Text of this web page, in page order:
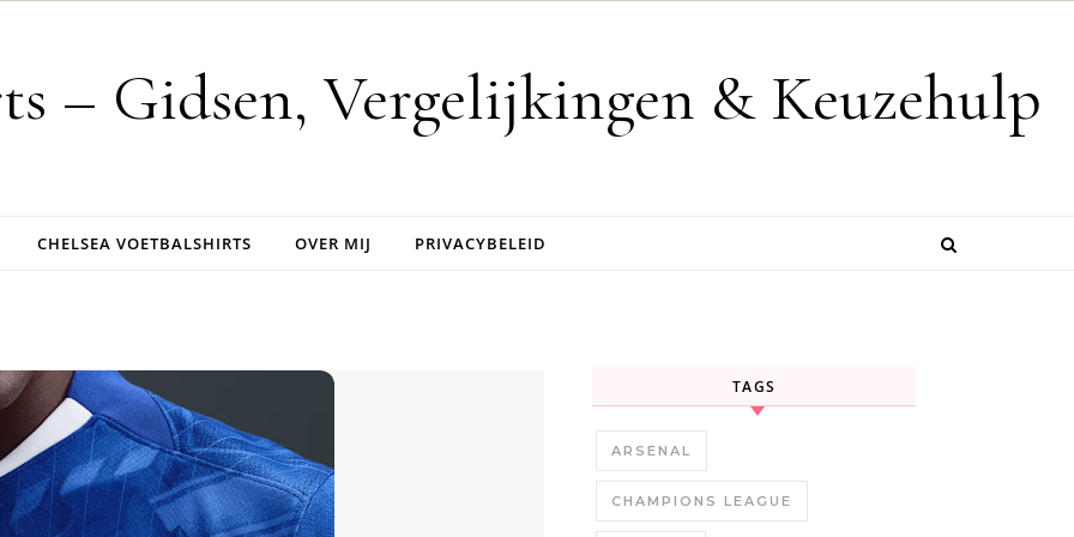
– Gidsen, Vergelijkingen & Keuzehulp
CHELSEA VOETBALSHIRTS OVER MIJ PRIVACYBELEID
TAGS
ARSENAL
CHAMPIONS LEAGUE